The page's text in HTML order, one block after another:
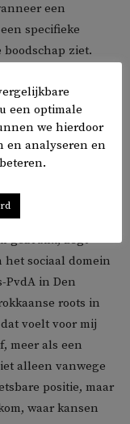
een
specifieke
ziet.
vrouwen steeds
gebruikt, zegt
sociaal domein
PvdA in Den
roots in
voelt voor mij
meer als een
alleen vanwege
positie, maar
waar kansen
een optimale
we hierdoor
en analyseren en